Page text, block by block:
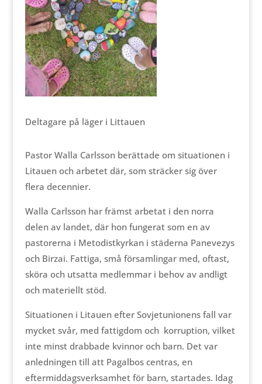
Deltagare på läger i Littauen
Pastor Walla Carlsson berättade om situationen i
Litauen och arbetet där, som sträcker sig över
flera decennier.
Walla Carlsson har främst arbetat i den norra
delen av landet, där hon fungerat som en av
pastorerna i Metodistkyrkan i städerna Panevezys
och Birzai. Fattiga, små församlingar med, oftast,
sköra och utsatta medlemmar i behov av andligt
och materiellt stöd.
Situationen i Litauen efter Sovjetunionens fall var
mycket svår, med fattigdom och korruption, vilket
inte minst drabbade kvinnor och barn. Det var
anledningen till att Pagalbos centras, en
eftermiddagsverksamhet för barn, startades. Idag